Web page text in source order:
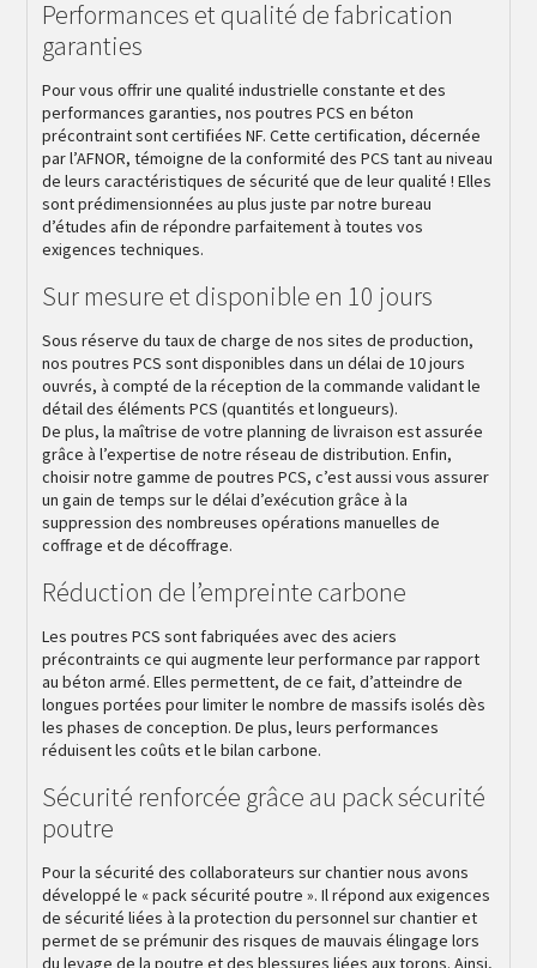
Performances et qualité de fabrication
garanties
Pour vous offrir une qualité industrielle constante et des
performances garanties, nos poutres PCS en béton
précontraint sont certifiées NF. Cette certification, décernée
par l’AFNOR, témoigne de la conformité des PCS tant au niveau
de leurs caractéristiques de sécurité que de leur qualité ! Elles
sont prédimensionnées au plus juste par notre bureau
d’études afin de répondre parfaitement à toutes vos
exigences techniques.
Sur mesure et disponible en 10 jours
Sous réserve du taux de charge de nos sites de production,
nos poutres PCS sont disponibles dans un délai de 10 jours
ouvrés, à compté de la réception de la commande validant le
détail des éléments PCS (quantités et longueurs).
De plus, la maîtrise de votre planning de livraison est assurée
grâce à l’expertise de notre réseau de distribution. Enfin,
choisir notre gamme de poutres PCS, c’est aussi vous assurer
un gain de temps sur le délai d’exécution grâce à la
suppression des nombreuses opérations manuelles de
coffrage et de décoffrage.
Réduction de l’empreinte carbone
Les poutres PCS sont fabriquées avec des aciers
précontraints ce qui augmente leur performance par rapport
au béton armé. Elles permettent, de ce fait, d’atteindre de
longues portées pour limiter le nombre de massifs isolés dès
les phases de conception. De plus, leurs performances
réduisent les coûts et le bilan carbone.
Sécurité renforcée grâce au pack sécurité
poutre
Pour la sécurité des collaborateurs sur chantier nous avons
développé le « pack sécurité poutre ». Il répond aux exigences
de sécurité liées à la protection du personnel sur chantier et
permet de se prémunir des risques de mauvais élingage lors
du levage de la poutre et des blessures liées aux torons. Ainsi,